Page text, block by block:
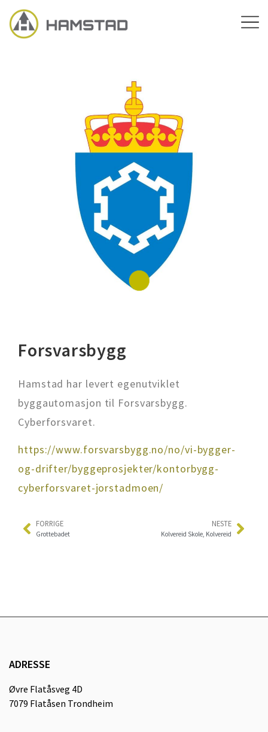
Forsvarsbygg
Hamstad har levert egenutviklet
byggautomasjon til Forsvarsbygg.
Cyberforsvaret.
https://www.forsvarsbygg.no/no/vi-bygger-
og-drifter/byggeprosjekter/kontorbygg-
cyberforsvaret-jorstadmoen/
FORRIGE
Grottebadet
NESTE
Kolvereid Skole, Kolvereid
ADRESSE
Øvre Flatåsveg 4D
7079 Flatåsen Trondheim